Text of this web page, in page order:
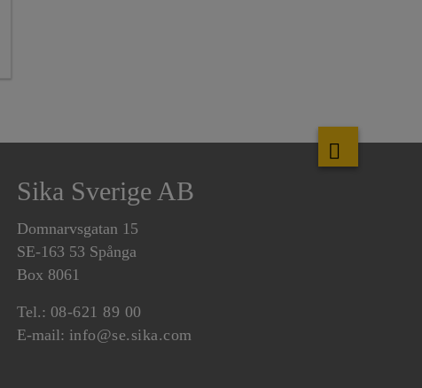
Sika Sverige AB
Domnarvsgatan 15
SE-163 53 Spånga
Box 8061
Tel.: 08-621 89 00
E-mail: info@se.sika.com